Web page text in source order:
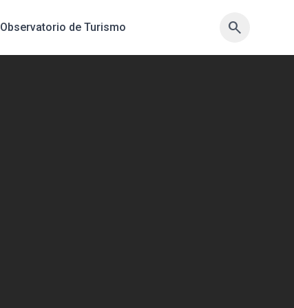
Observatorio de Turismo search
sync search